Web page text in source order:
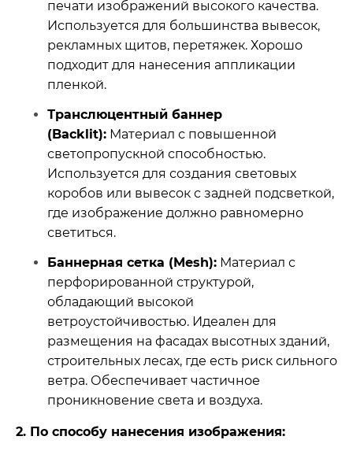
печати изображений высокого качества.
Используется для большинства вывесок,
рекламных щитов, перетяжек. Хорошо
подходит для нанесения аппликации
пленкой.
Транслюцентный баннер
(Backlit): Материал с повышенной
светопропускной способностью.
Используется для создания световых
коробов или вывесок с задней подсветкой,
где изображение должно равномерно
светиться.
Баннерная сетка (Mesh): Материал с
перфорированной структурой,
обладающий высокой
ветроустойчивостью. Идеален для
размещения на фасадах высотных зданий,
строительных лесах, где есть риск сильного
ветра. Обеспечивает частичное
проникновение света и воздуха.
2. По способу нанесения изображения: